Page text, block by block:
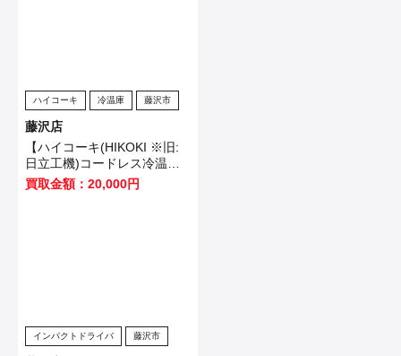
ハイコーキ 冷温庫 藤沢市
藤沢店
【ハイコーキ(HIKOKI ※旧:
日立工機)コードレス冷温庫
UL18DB(NMG)】藤沢市のお
客様から買取させていただき
買取金額：20,000円
インパクトドライバ 藤沢市